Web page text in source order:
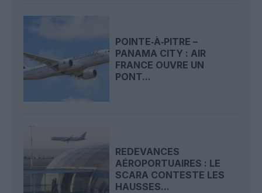
POINTE‑À‑PITRE –
PANAMA CITY : AIR
FRANCE OUVRE UN
PONT...
REDEVANCES
AÉROPORTUAIRES : LE
SCARA CONTESTE LES
HAUSSES...